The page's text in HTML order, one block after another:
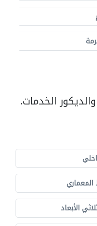
الخدمات.
الأبعاد